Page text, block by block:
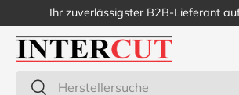
Direkt zum Inhalt
Ihr zuverlässigster B2B-Lieferant
Suchen
Suchen